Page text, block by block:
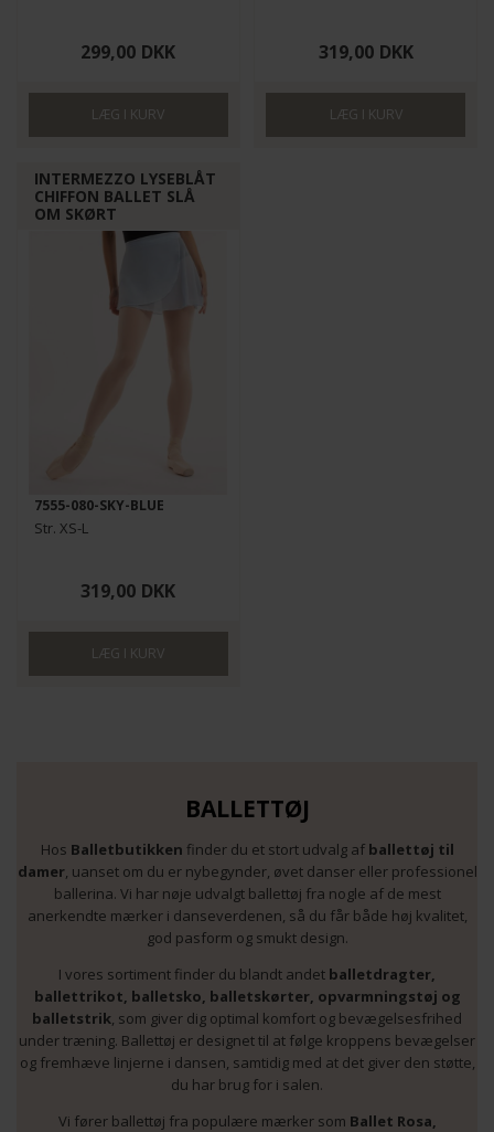
299,00 DKK 319,00 DKK
INTERMEZZO LYSEBLÅT
CHIFFON BALLET SLÅ
OM SKØRT
7555-080-SKY-BLUE
Str. XS-L
319,00 DKK
BALLETTØJ
Hos Balletbutikken finder du et stort udvalg af ballettøj til
damer, uanset om du er nybegynder, øvet danser eller professionel
ballerina. Vi har nøje udvalgt ballettøj fra nogle af de mest
anerkendte mærker i danseverdenen, så du får både høj kvalitet,
god pasform og smukt design.
I vores sortiment finder du blandt andet balletdragter,
ballettrikot, balletsko, balletskørter, opvarmningstøj og
balletstrik, som giver dig optimal komfort og bevægelsesfrihed
under træning. Ballettøj er designet til at følge kroppens bevægelser
og fremhæve linjerne i dansen, samtidig med at det giver den støtte,
du har brug for i salen.
Vi fører ballettøj fra populære mærker som Ballet Rosa,